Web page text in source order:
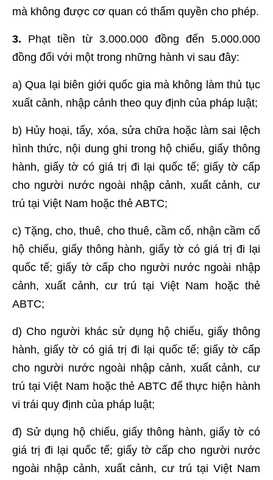
mà không được cơ quan có thẩm quyền cho phép.
3. Phạt tiền từ 3.000.000 đồng đến 5.000.000
đồng đối với một trong những hành vi sau đây:
a) Qua lại biên giới quốc gia mà không làm thủ tục
xuất cảnh, nhập cảnh theo quy định của pháp luật;
b) Hủy hoại, tẩy, xóa, sửa chữa hoặc làm sai lệch
hình thức, nội dung ghi trong hộ chiếu, giấy thông
hành, giấy tờ có giá trị đi lại quốc tế; giấy tờ cấp
cho người nước ngoài nhập cảnh, xuất cảnh, cư
trú tại Việt Nam hoặc thẻ ABTC;
c) Tặng, cho, thuê, cho thuê, cầm cố, nhận cầm cố
hộ chiếu, giấy thông hành, giấy tờ có giá trị đi lại
quốc tế; giấy tờ cấp cho người nước ngoài nhập
cảnh, xuất cảnh, cư trú tại Việt Nam hoặc thẻ
ABTC;
d) Cho người khác sử dụng hộ chiếu, giấy thông
hành, giấy tờ có giá trị đi lại quốc tế; giấy tờ cấp
cho người nước ngoài nhập cảnh, xuất cảnh, cư
trú tại Việt Nam hoặc thẻ ABTC để thực hiện hành
vi trái quy định của pháp luật;
đ) Sử dụng hộ chiếu, giấy thông hành, giấy tờ có
giá trị đi lại quốc tế; giấy tờ cấp cho người nước
ngoài nhập cảnh, xuất cảnh, cư trú tại Việt Nam